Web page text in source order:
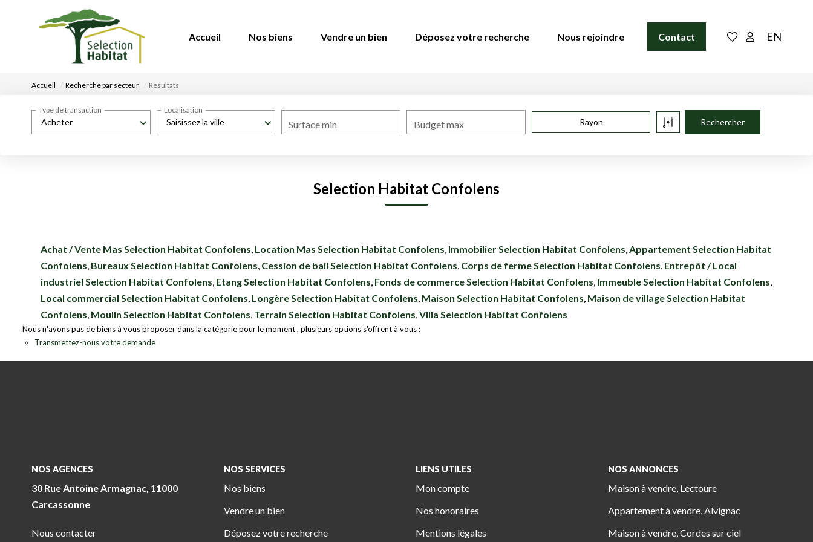
Accueil Nos biens Vendre un bien Déposez votre recherche Nous rejoindre Contact EN
Accueil Recherche par secteur Résultats
Acheter
Type de transaction
Saisissez la ville
Localisation
Surface min Budget max Rayon
Selection Habitat Confolens
Achat / Vente Mas Selection Habitat Confolens Location Mas Selection Habitat Confolens Immobilier Selection Habitat Confolens Appartement Selection Habitat
Confolens Bureaux Selection Habitat Confolens Cession de bail Selection Habitat Confolens Corps de ferme Selection Habitat Confolens Entrepôt / Local
industriel Selection Habitat Confolens Etang Selection Habitat Confolens Fonds de commerce Selection Habitat Confolens Immeuble Selection Habitat Confolens
Local commercial Selection Habitat Confolens Longère Selection Habitat Confolens Maison Selection Habitat Confolens Maison de village Selection Habitat
Confolens Moulin Selection Habitat Confolens Terrain Selection Habitat Confolens Villa Selection Habitat Confolens
Nous n'avons pas de biens à vous proposer dans la catégorie pour le moment , plusieurs options s'offrent à vous :
Transmettez-nous votre demande
NOS AGENCES
30 Rue Antoine Armagnac, 11000
Carcassonne
Nous contacter
NOS SERVICES
Nos biens
Vendre un bien
Déposez votre recherche
LIENS UTILES
Mon compte
Nos honoraires
Mentions légales
NOS ANNONCES
Maison à vendre, Lectoure
Appartement à vendre, Alvignac
Maison à vendre, Cordes sur ciel